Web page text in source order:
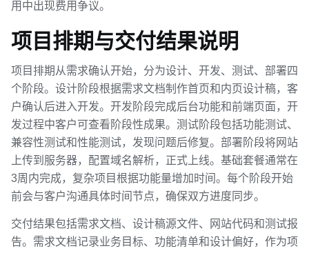
用中出现费用争议。
项目排期与交付结果说明
项目排期从需求确认开始，分为设计、开发、测试、部署四
个阶段。设计阶段根据需求文档制作首页和内页设计稿，客
户确认后进入开发。开发阶段完成后台功能和前端页面，开
发过程中客户可查看阶段性成果。测试阶段包括功能测试、
兼容性测试和性能测试，发现问题后修复。部署阶段将网站
上传到服务器，配置域名解析，正式上线。基础套餐通常在
3周内完成，复杂项目根据功能量增加时间。每个阶段开始
前会与客户沟通具体时间节点，确保双方进度同步。
交付结果包括需求文档、设计稿源文件、网站代码和测试报
告。需求文档记录业务目标、功能清单和设计偏好，作为项